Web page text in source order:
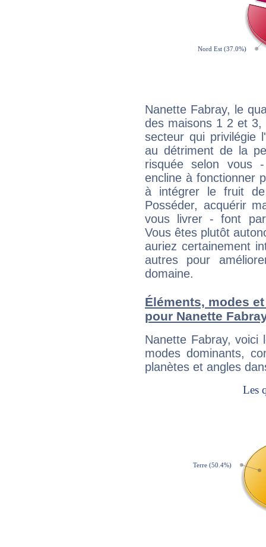
Nanette Fabray, le
des maisons 1 2 et
secteur qui privilégie
au détriment de la
risquée selon vous
encline à fonctionner
à intégrer le fruit
Posséder, acquérir
vous livrer - font
Vous êtes plutôt
auriez certainement
autres pour
domaine.
Éléments, modes
pour Nanette
Nanette Fabray, voici
modes dominants,
planètes et angles